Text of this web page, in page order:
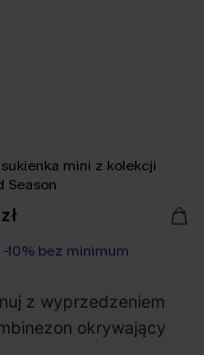
mini z kolekcji
Season
-10% bez minimum